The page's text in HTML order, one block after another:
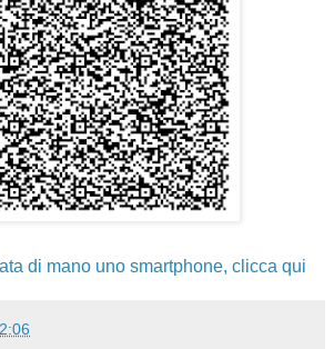
di mano uno smartphone, clicca qui